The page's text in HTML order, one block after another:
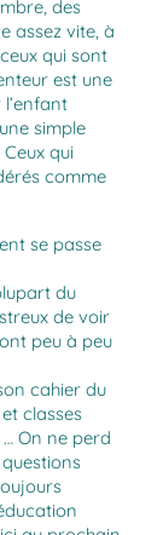
des
assez vite, à
qui sont
est une
simple
qui
comme
se passe
du
de voir
peu à peu
cahier du
classes
On ne perd